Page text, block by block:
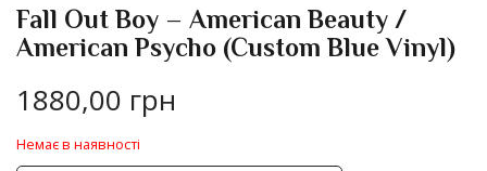
Fall Out Boy – American Beauty /
American Psycho (Custom Blue Vinyl)
1880,00 грн
Немає в наявності